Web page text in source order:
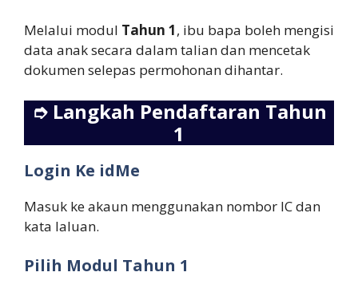
Melalui modul Tahun 1, ibu bapa boleh mengisi
data anak secara dalam talian dan mencetak
dokumen selepas permohonan dihantar.
➮ Langkah Pendaftaran Tahun
1
Login Ke idMe
Masuk ke akaun menggunakan nombor IC dan
kata laluan.
Pilih Modul Tahun 1